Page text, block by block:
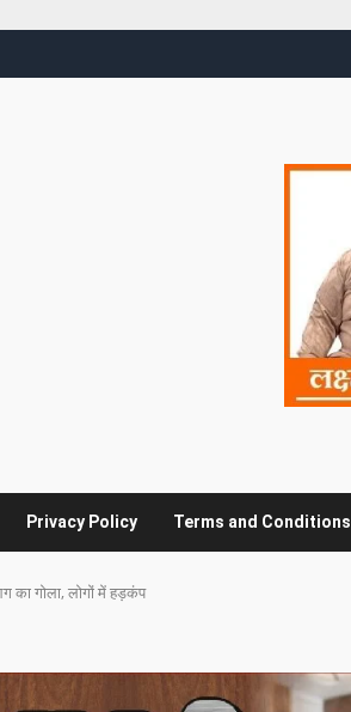
Privacy Policy Terms and Conditions
का गोला, लोगों में हड़कंप